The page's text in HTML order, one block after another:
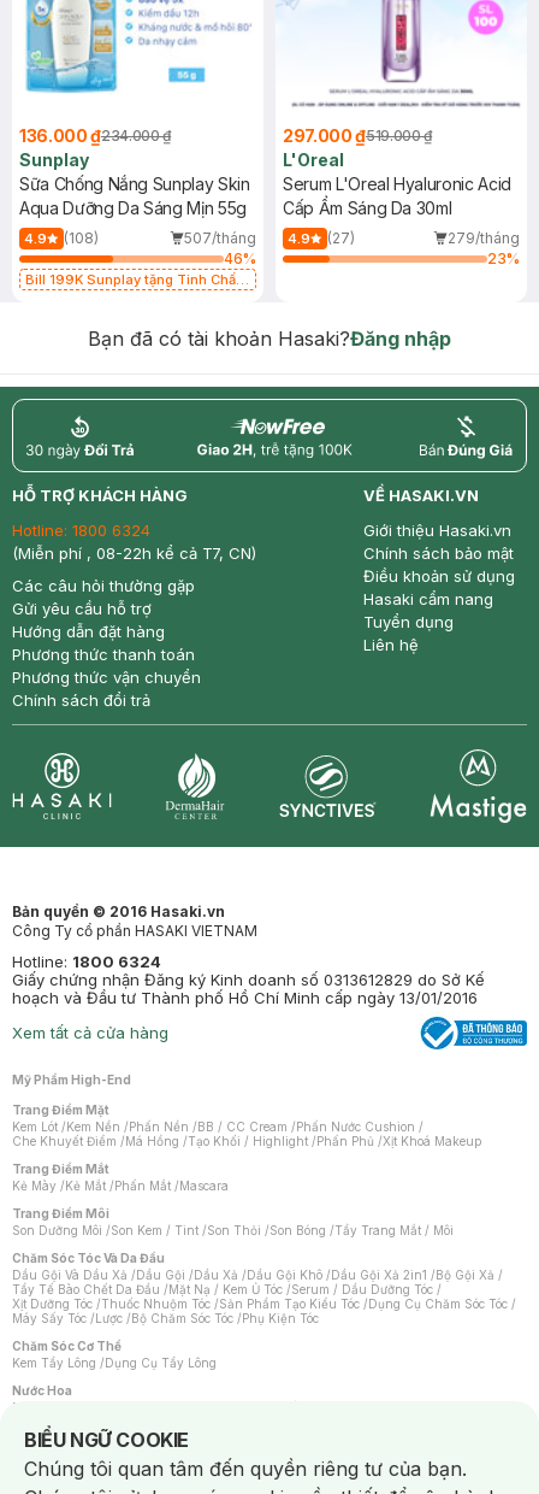
136.000 ₫234.000 ₫
Sunplay
Sữa Chống Nắng Sunplay Skin
Aqua Dưỡng Da Sáng Mịn 55g
4.9 (108)
507/tháng
46%
Bill 199K Sunplay tặng Tinh Chất
297.000 ₫519.000 ₫
L'Oreal
Serum L'Oreal Hyaluronic Acid
Cấp Ẩm Sáng Da 30ml
4.9 (27)
279/tháng
23%
Bạn đã có tài khoản Hasaki?Đăng nhập
return nowfree price
HỖ TRỢ KHÁCH HÀNG
Hotline: 1800 6324
(Miễn phí , 08-22h kể cả T7, CN)
Các câu hỏi thường gặp
Gửi yêu cầu hỗ trợ
Hướng dẫn đặt hàng
Phương thức thanh toán
Phương thức vận chuyển
Chính sách đổi trả
VỀ HASAKI.VN
Giới thiệu Hasaki.vn
Chính sách bảo mật
Điều khoản sử dụng
Hasaki cẩm nang
Tuyển dụng
Liên hệ
Bản quyền © 2016 Hasaki.vn
Công Ty cổ phần HASAKI VIETNAM
Hotline: 1800 6324
Giấy chứng nhận Đăng ký Kinh doanh số 0313612829 do Sở Kế
hoạch và Đầu tư Thành phố Hồ Chí Minh cấp ngày 13/01/2016
Xem tất cả cửa hàng
Mỹ Phẩm High-End
Trang Điểm Mặt
Kem Lót /Kem Nền /Phấn Nền /BB / CC Cream /Phấn Nước Cushion /
Che Khuyết Điểm /Má Hồng /Tạo Khối / Highlight /Phấn Phủ /Xịt Khoá Makeup
Trang Điểm Mắt
Kẻ Mày /Kẻ Mắt /Phấn Mắt /Mascara
Trang Điểm Môi
Son Dưỡng Môi /Son Kem / Tint /Son Thỏi /Son Bóng /Tẩy Trang Mắt / Môi
Chăm Sóc Tóc Và Da Đầu
Dầu Gội Và Dầu Xả /Dầu Gội /Dầu Xả /Dầu Gội Khô /Dầu Gội Xả 2in1 /Bộ Gội Xả /
Tẩy Tế Bào Chết Da Đầu /Mặt Nạ / Kem Ủ Tóc /Serum / Dầu Dưỡng Tóc /
Xịt Dưỡng Tóc /Thuốc Nhuộm Tóc /Sản Phẩm Tạo Kiểu Tóc /Dụng Cụ Chăm Sóc Tóc /
Máy Sấy Tóc /Lược /Bộ Chăm Sóc Tóc /Phụ Kiện Tóc
Chăm Sóc Cơ Thể
Kem Tẩy Lông /Dụng Cụ Tẩy Lông
Nước Hoa
Nước Hoa Nữ
Chăm Sóc Cá Nhân
Chống Muỗi /Khẩu Trang /Máy Massage/Mặt Nạ Xông Hơi /Nước Rửa Tay/
Sản Phẩm Chăm Sóc Khác /Bàn Chải Đánh Răng /Bàn Chải Điện/
BIỂU NGỮ COOKIE
Notice about cookies usage
Chúng tôi quan tâm đến quyền riêng tư của bạn.